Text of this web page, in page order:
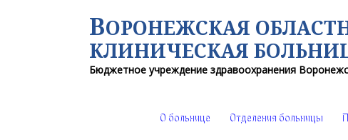
ВОРОНЕЖСКАЯ
КЛИНИЧЕСКАЯ
Бюджетное учреждение здравоохранения
О больнице Отделения больницы